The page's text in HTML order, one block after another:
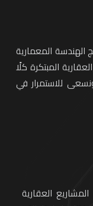
المعمارية
المبتكرة كلًا
للاستمرار في
العقارية